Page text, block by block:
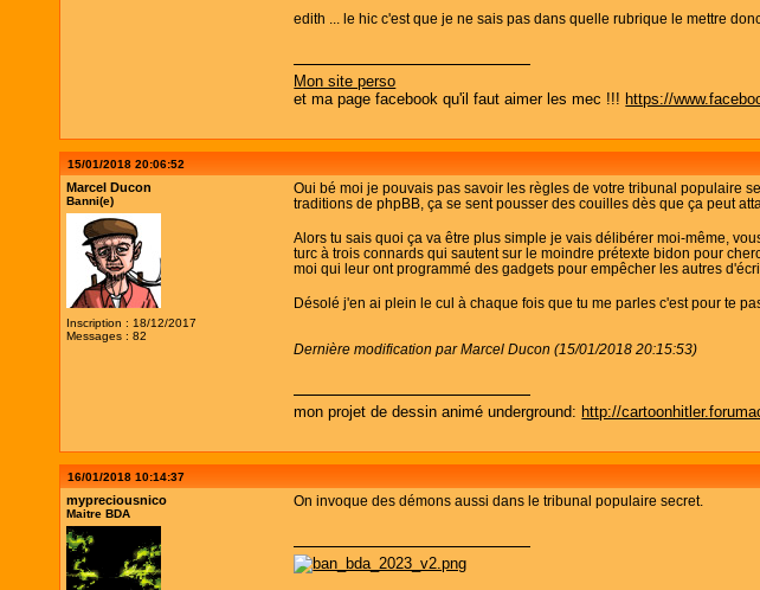
edith ... le hic c'est que je ne sais pas dans quelle rubrique le mettre
Mon site perso
et ma page facebook qu'il faut aimer les mec !!! https://
15/01/2018 20:06:52
Marcel Ducon
Banni(e)
Inscription : 18/12/2017
Messages : 82
Oui bé moi je pouvais pas savoir les règles de votre tribunal populaire
traditions de phpBB, ça se sent pousser des couilles dès que ça peut
Alors tu sais quoi ça va être plus simple je vais délibérer moi-même,
turc à trois connards qui sautent sur le moindre prétexte bidon pour
moi qui leur ont programmé des gadgets pour empêcher les autres
Désolé j'en ai plein le cul à chaque fois que tu me parles c'est pour te
Dernière modification par Marcel Ducon (15/01/2018 20:15:53)
mon projet de dessin animé underground: http://
16/01/2018 10:14:37
mypreciousnico
Maitre BDA
On invoque des démons aussi dans le tribunal populaire secret.